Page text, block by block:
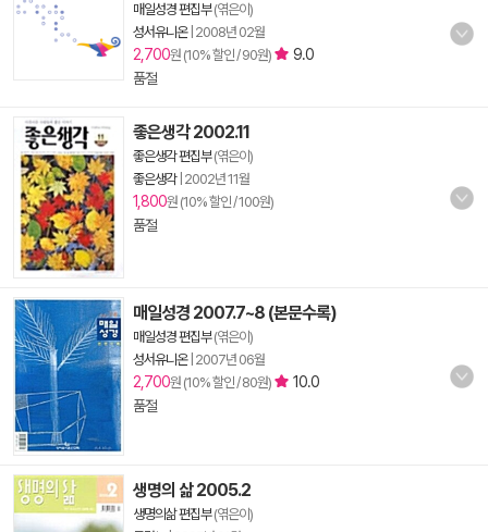
매일성경 편집부(엮은이)
성서유니온| 2008년 02월
2,700원 (10% 할인 / 90원)
9.0
품절
좋은생각 2002.11
좋은생각 편집부(엮은이)
좋은생각| 2002년 11월
1,800원 (10% 할인 / 100원)
품절
매일성경 2007.7~8 (본문수록)
매일성경 편집부(엮은이)
성서유니온| 2007년 06월
2,700원 (10% 할인 / 80원)
10.0
품절
생명의 삶 2005.2
생명의삶 편집부(엮은이)